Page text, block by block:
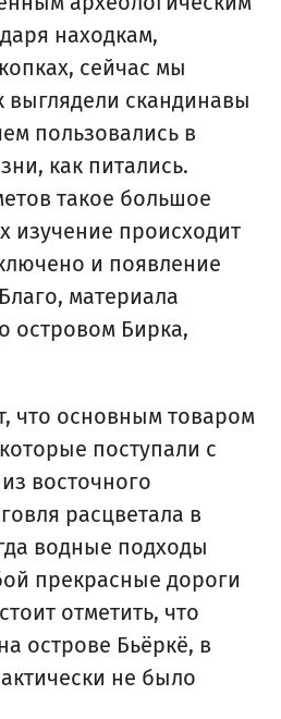
находкам,
сейчас мы
скандинавы
пользовались в
как питались.
такое большое
изучение происходит
и появление
материала
островом Бирка,
что основным товаром
поступали с
восточного
расцветала в
водные подходы
прекрасные дороги
отметить, что
острове Бьёркё, в
не было